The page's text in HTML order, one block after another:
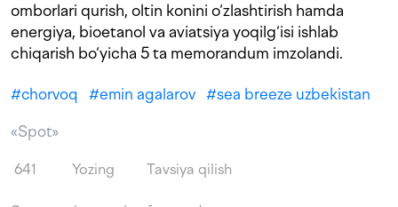
omborlari qurish, oltin konini o‘zlashtirish hamda
energiya, bioetanol va aviatsiya yoqilg‘isi ishlab
chiqarish bo‘yicha 5 ta memorandum imzolandi.
#chorvoq #emin agalarov #sea breeze uzbekistan
«Spot»
641 Yozing Tavsiya qilish